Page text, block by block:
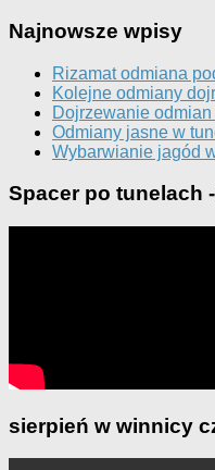
Najnowsze wpisy
Rizamat odmiana
Kolejne odmiany
Dojrzewanie
Odmiany jasne w
Wybarwianie jagód
Spacer po tunelach
sierpień w winnicy